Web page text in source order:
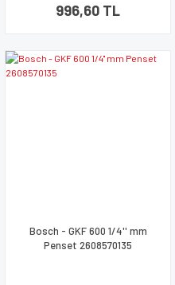
996,60 TL
Bosch - GKF 600 1/4'' mm
Penset 2608570135